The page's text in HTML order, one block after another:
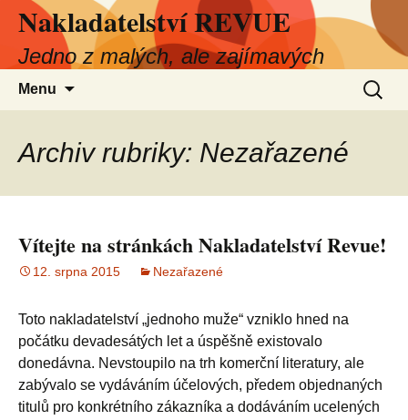
obsahu
Nakladatelství REVUE
Jedno z malých, ale zajímavých
Menu
Archiv rubriky: Nezařazené
Vítejte na stránkách Nakladatelství Revue!
12. srpna 2015 Nezařazené
Toto nakladatelství „jednoho muže“ vzniklo hned na
počátku devadesátých let a úspěšně existovalo
donedávna. Nevstoupilo na trh komerční literatury, ale
zabývalo se vydáváním účelových, předem objednaných
titulů pro konkrétního zákazníka a dodáváním ucelených